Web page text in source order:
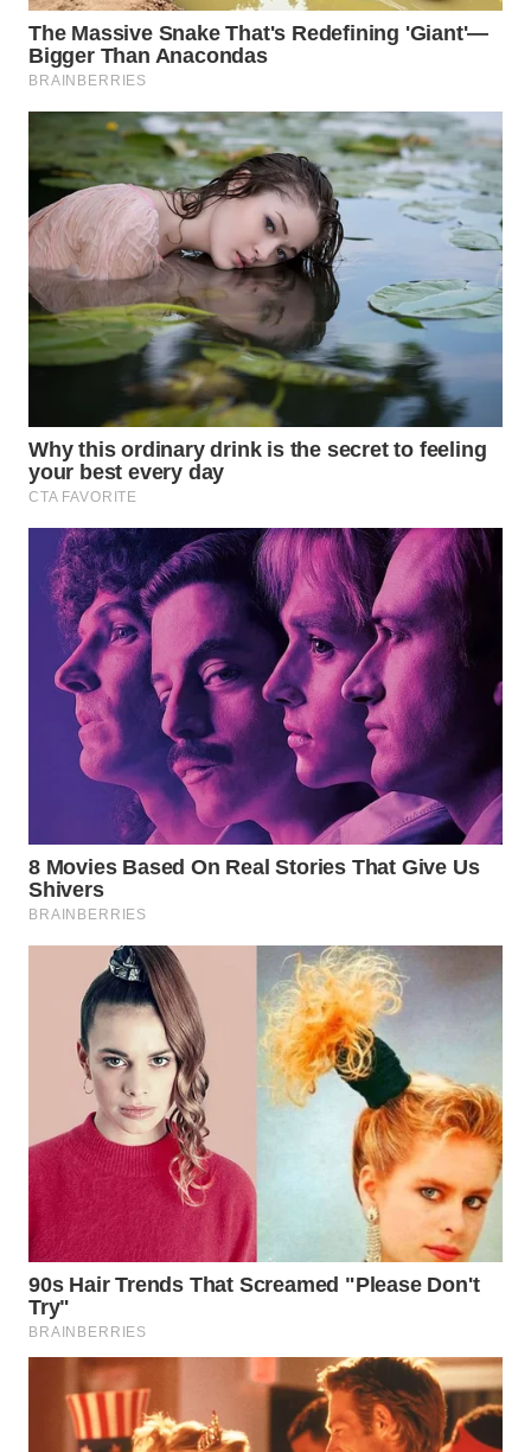
WN
TEBING
WN
PAKPAK
WN
KARAWANG
WN
BEKASI
BOGOR
WN
DEPOK
WN
TAPANULI
UTARA
WN
SAMOSIR
LAWAS
WN
WN
CIANJUR
WN
KEPULAUAN
SERIBU
WN
TANGERANG
WN
BINJAI
WN
CIREBON